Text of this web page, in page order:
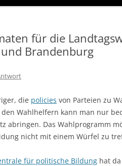
für die
und Brandenburg
die policies von Parteien zu
den Wahlhelfern kann man nur
abringen. Das Wahlprogramm
nicht mit einem Würfel zu
für politische Bildung hat